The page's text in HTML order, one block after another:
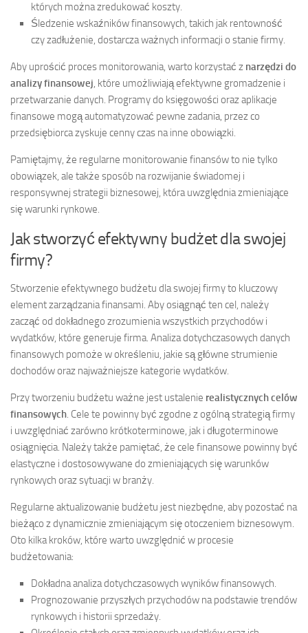
których można zredukować koszty.
Śledzenie wskaźników finansowych, takich jak rentowność
czy zadłużenie, dostarcza ważnych informacji o stanie firmy.
Aby uprościć proces monitorowania, warto korzystać z narzędzi do
analizy finansowej, które umożliwiają efektywne gromadzenie i
przetwarzanie danych. Programy do księgowości oraz aplikacje
finansowe mogą automatyzować pewne zadania, przez co
przedsiębiorca zyskuje cenny czas na inne obowiązki.
Pamiętajmy, że regularne monitorowanie finansów to nie tylko
obowiązek, ale także sposób na rozwijanie świadomej i
responsywnej strategii biznesowej, która uwzględnia zmieniające
się warunki rynkowe.
Jak stworzyć efektywny budżet dla swojej
firmy?
Stworzenie efektywnego budżetu dla swojej firmy to kluczowy
element zarządzania finansami. Aby osiągnąć ten cel, należy
zacząć od dokładnego zrozumienia wszystkich przychodów i
wydatków, które generuje firma. Analiza dotychczasowych danych
finansowych pomoże w określeniu, jakie są główne strumienie
dochodów oraz najważniejsze kategorie wydatków.
Przy tworzeniu budżetu ważne jest ustalenie realistycznych celów
finansowych. Cele te powinny być zgodne z ogólną strategią firmy
i uwzględniać zarówno krótkoterminowe, jak i długoterminowe
osiągnięcia. Należy także pamiętać, że cele finansowe powinny być
elastyczne i dostosowywane do zmieniających się warunków
rynkowych oraz sytuacji w branży.
Regularne aktualizowanie budżetu jest niezbędne, aby pozostać na
bieżąco z dynamicznie zmieniającym się otoczeniem biznesowym.
Oto kilka kroków, które warto uwzględnić w procesie
budżetowania:
Dokładna analiza dotychczasowych wyników finansowych.
Prognozowanie przyszłych przychodów na podstawie trendów
rynkowych i historii sprzedaży.